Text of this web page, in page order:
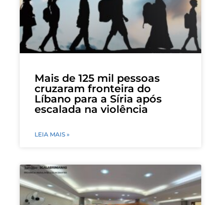
Mais de 125 mil pessoas
cruzaram fronteira do
Líbano para a Síria após
escalada na violência
LEIA MAIS »